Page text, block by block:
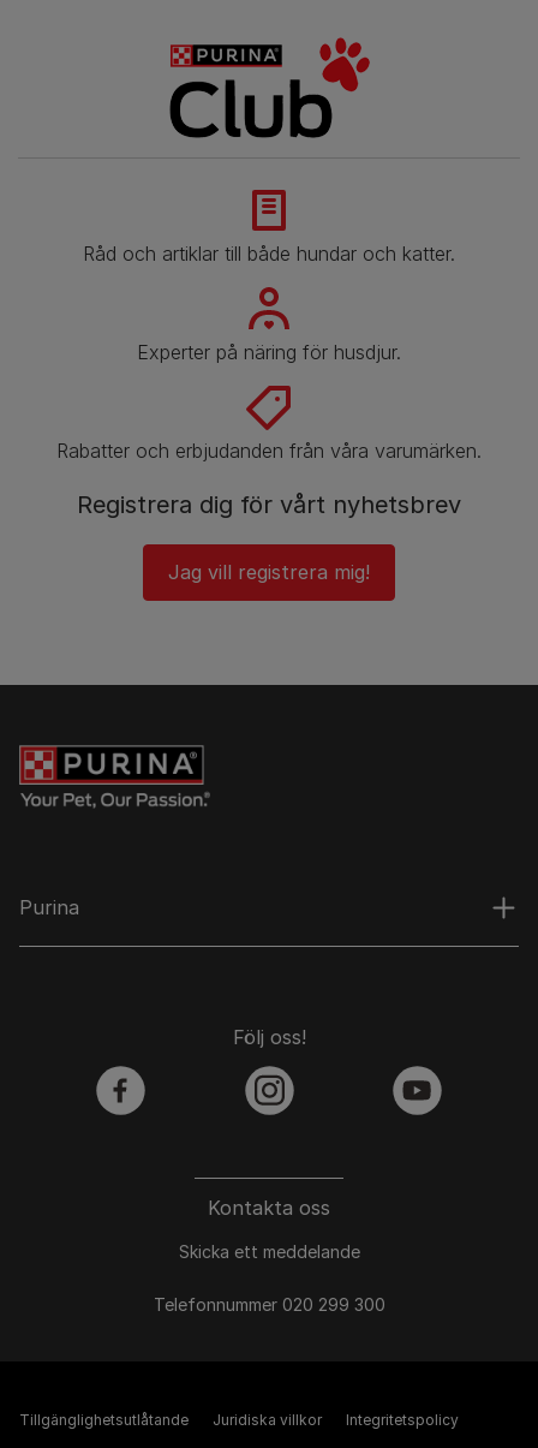
Råd och artiklar till både hundar och katter.
Experter på näring för husdjur.
Rabatter och erbjudanden från våra varumärken.
Registrera dig för vårt nyhetsbrev
Jag vill registrera mig!
Purina
Kontakta oss
Skicka ett meddelande
Telefonnummer 020 299 300
Följ oss!
facebook instagram youtube
Tillgänglighetsutlåtande Juridiska villkor Integritetspolicy